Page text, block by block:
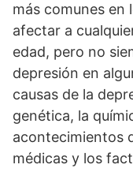
más comunes en
afectar a
edad, pero no
depresión en
causas de la
genética, la
acontecimientos
médicas y los